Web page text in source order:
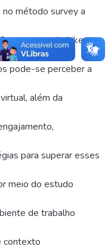
método survey a
com escala Likert,
pode-se perceber a
além da
para superar esses
meio do estudo
de trabalho
contexto